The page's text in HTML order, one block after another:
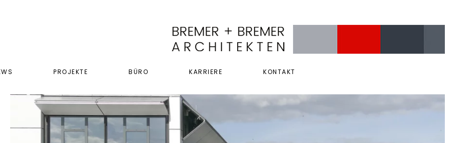
PROJEKTE BÜRO KARRIERE KONTAKT